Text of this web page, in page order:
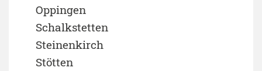
Oppingen
Schalkstetten
Steinenkirch
Stötten